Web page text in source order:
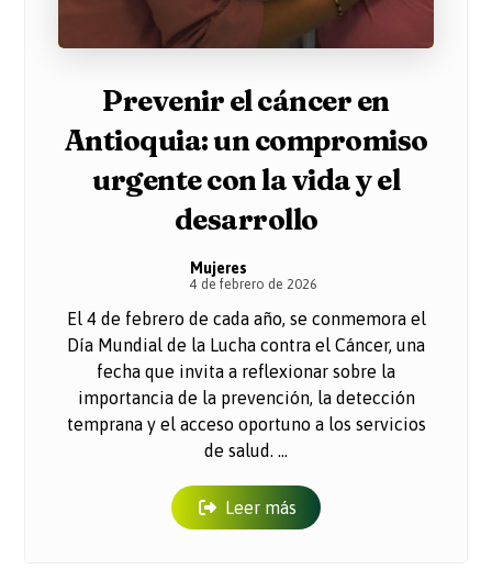
Prevenir el cáncer en
Antioquia: un compromiso
urgente con la vida y el
desarrollo
Mujeres
4 de febrero de 2026
El 4 de febrero de cada año, se conmemora el
Día Mundial de la Lucha contra el Cáncer, una
fecha que invita a reflexionar sobre la
importancia de la prevención, la detección
temprana y el acceso oportuno a los servicios
de salud. ...
Leer más